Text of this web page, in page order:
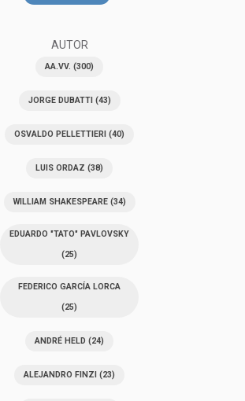
AUTOR
AA.VV. (300)
JORGE DUBATTI(43)
OSVALDO PELLETTIERI (40)
LUIS ORDAZ (38)
WILLIAM SHAKESPEARE(34)
EDUARDO "TATO" PAVLOVSKY
(25)
FEDERICO GARCÍA LORCA
(25)
ANDRÉ HELD (24)
ALEJANDRO FINZI (23)